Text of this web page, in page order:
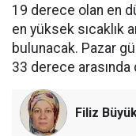
19 derece olan en
en yüksek sıcaklık
bulunacak. Pazar
33 derece
Filiz